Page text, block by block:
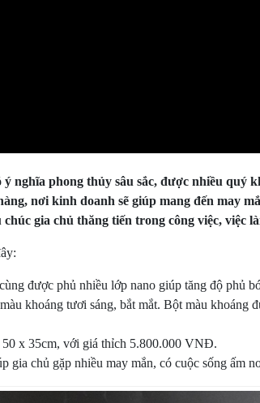
phong thủy sâu sắc, được nhiều quý
nơi kinh doanh sẽ giúp mang đến may
gia chủ thăng tiến trong công việc, việc
được phủ nhiều lớp nano giúp tăng độ phủ
khoáng tươi sáng, bắt mắt. Bột màu khoáng
x 35cm, với giá thỉch 5.800.000 VNĐ.
gia chủ gặp nhiều may mắn, có cuộc sống